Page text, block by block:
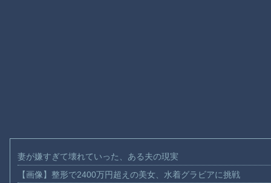
妻が嫌すぎて壊れていった、ある夫の現実
【画像】整形で2400万円超えの美女、水着グラビアに挑戦